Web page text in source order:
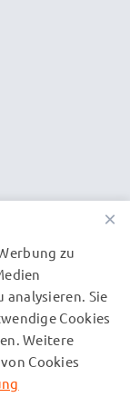
und
alle
×
zu
Sie
Cookies
Weitere
Cookies